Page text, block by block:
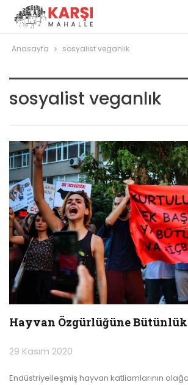
Anasayfa sosyalist veganlık
sosyalist veganlık
Hayvan Özgürlüğüne
29 Kasım 2020
Endüstriyelleşmiş hayvan katliamlarının